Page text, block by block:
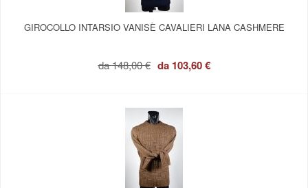
GIROCOLLO INTARSIO VANISÈ CAVALIERI LANA CASHMERE
da148,00 € da 103,60 €